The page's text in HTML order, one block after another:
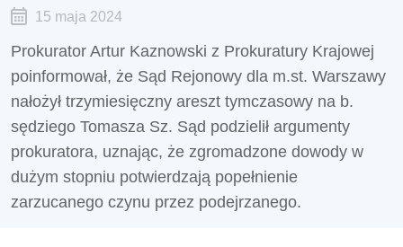
15 maja 2024
Prokurator Artur Kaznowski z Prokuratury Krajowej
poinformował, że Sąd Rejonowy dla m.st. Warszawy
nałożył trzymiesięczny areszt tymczasowy na b.
sędziego Tomasza Sz. Sąd podzielił argumenty
prokuratora, uznając, że zgromadzone dowody w
dużym stopniu potwierdzają popełnienie
zarzucanego czynu przez podejrzanego.